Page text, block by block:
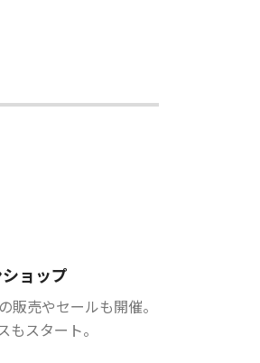
ョップ
販売やセールも開催。
スタート。